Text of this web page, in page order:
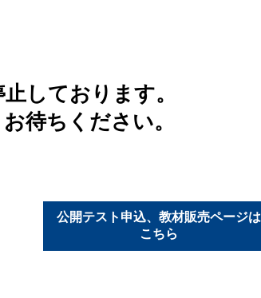
しております。
待ちください。
公開テスト申込、教材販売ページは
こちら